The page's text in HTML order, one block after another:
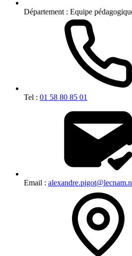
Département : Equipe
Tel : 01 58 80 85 01
Email :